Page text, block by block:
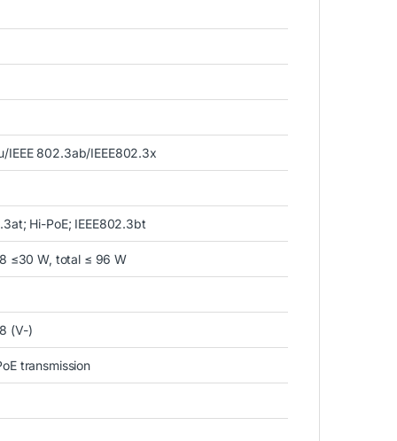
IEEE 802.3ab/IEEE802.3x
Hi-PoE; IEEE802.3bt
≤30 W, total ≤ 96 W
(V-)
transmission